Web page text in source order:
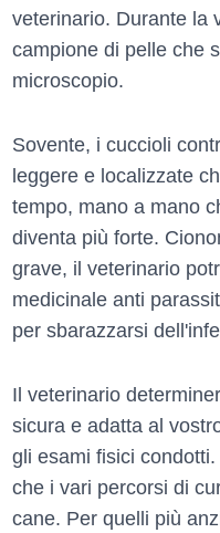
veterinario. Durante la
campione di pelle che
microscopio.
Sovente, i cuccioli
leggere e localizzate
tempo, mano a mano
diventa più forte.
grave, il veterinario
medicinale anti
per sbarazzarsi
Il veterinario
sicura e adatta al
gli esami fisici
che i vari percorsi di
cane. Per quelli più